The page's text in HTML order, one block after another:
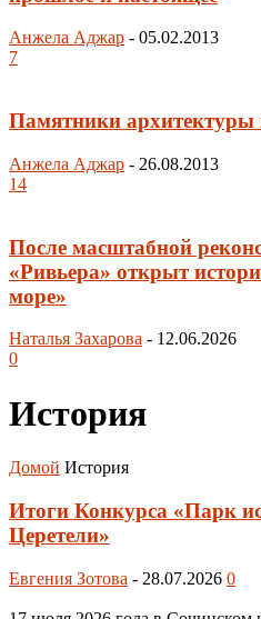
Анжела Аджар - 05.02.2013
7
Памятники архитектуры
Анжела Аджар - 26.08.2013
14
После масштабной
«Ривьера» открыт
море»
Наталья Захарова - 12.06.2026
0
История
Домой История
Итоги Конкурса «Парк
Церетели»
Евгения Зотова - 28.07.2026 0